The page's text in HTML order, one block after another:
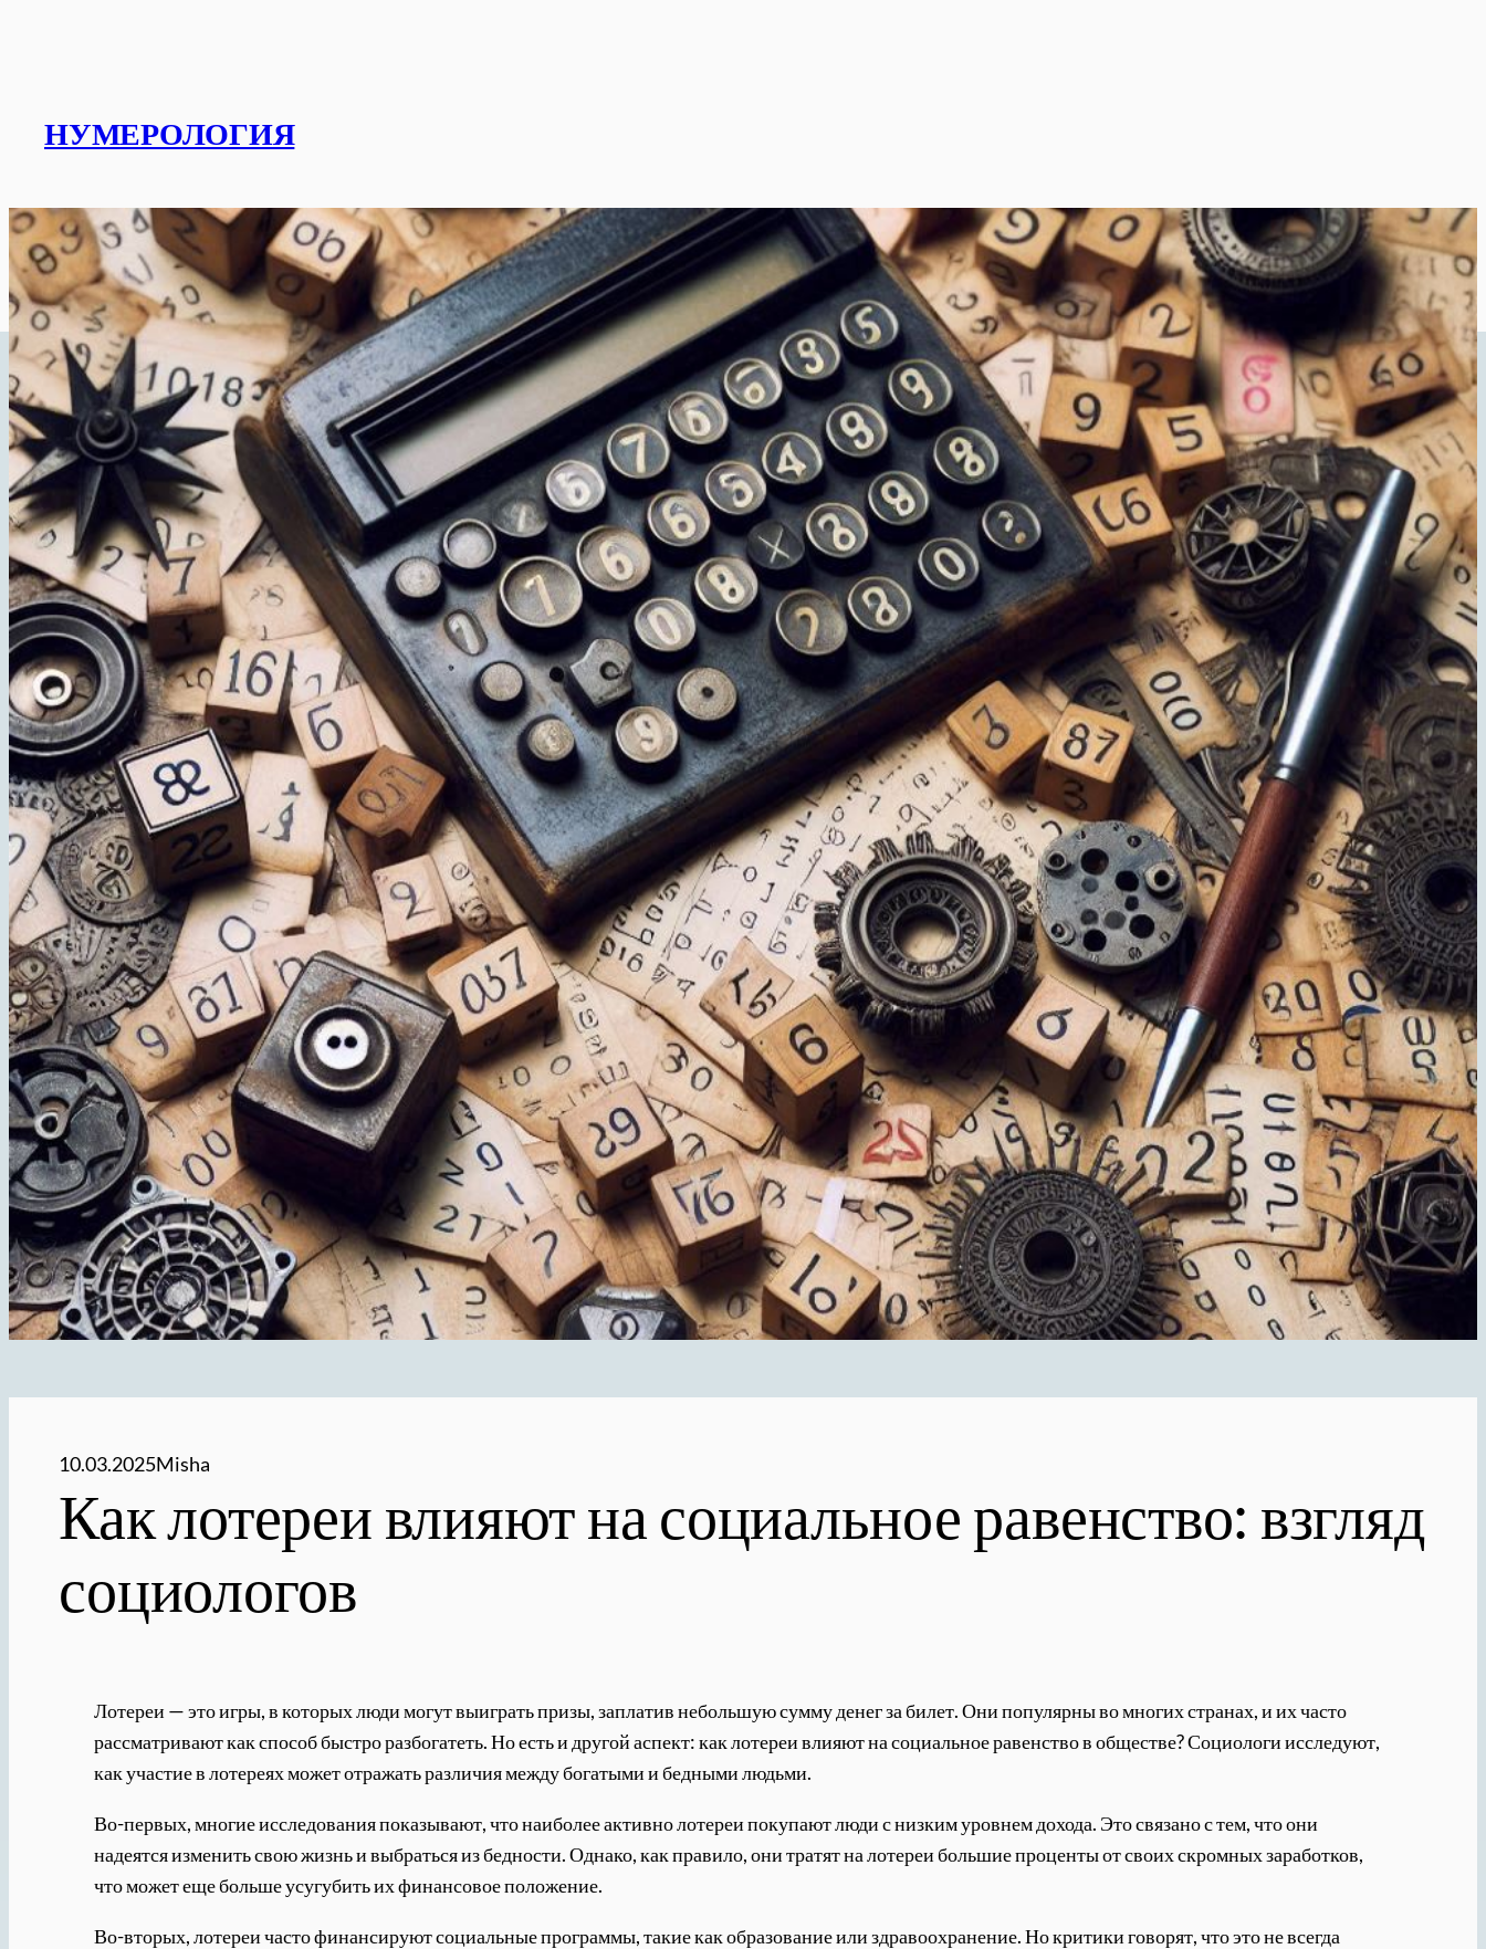
НУМЕРОЛОГИЯ
10.03.2025Misha
Как лотереи влияют на социальное равенство: взгляд
социологов
Лотереи — это игры, в которых люди могут выиграть призы, заплатив небольшую сумму денег за билет. Они популярны во многих странах, и их часто
рассматривают как способ быстро разбогатеть. Но есть и другой аспект: как лотереи влияют на социальное равенство в обществе? Социологи исследуют,
как участие в лотереях может отражать различия между богатыми и бедными людьми.
Во-первых, многие исследования показывают, что наиболее активно лотереи покупают люди с низким уровнем дохода. Это связано с тем, что они
надеятся изменить свою жизнь и выбраться из бедности. Однако, как правило, они тратят на лотереи большие проценты от своих скромных заработков,
что может еще больше усугубить их финансовое положение.
Во-вторых, лотереи часто финансируют социальные программы, такие как образование или здравоохранение. Но критики говорят, что это не всегда